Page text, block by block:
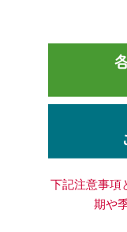
下記注意事項
期や